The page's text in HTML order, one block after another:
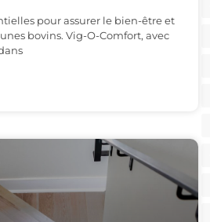
pour assurer le bien-être et
bovins. Vig-O-Comfort, avec